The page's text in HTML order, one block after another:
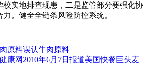
校实地排查现患，二是监管部分要强化协
。健全全链条风险防控系统。
原料误认牛肉原料
康网2010年6月7日报道美国快餐巨头麦